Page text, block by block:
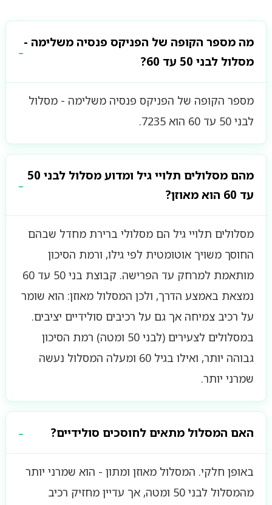
מה מספר הקופה של הפניקס פנסיה משלימה -
מסלול לבני 50 עד 60?
מספר הקופה של הפניקס פנסיה משלימה - מסלול
לבני 50 עד 60 הוא 7235.
מהם מסלולים תלויי גיל ומדוע מסלול לבני 50
עד 60 הוא מאוזן?
מסלולים תלויי גיל הם מסלולי ברירת מחדל שבהם
החוסך משויך אוטומטית לפי גילו, ורמת הסיכון
מותאמת למרחק עד הפרישה. קבוצת בני 50 עד 60
נמצאת באמצע הדרך, ולכן המסלול מאוזן: הוא שומר
על רכיב צמיחה אך גם על רכיבים סולידיים יציבים.
במסלולים לצעירים (לבני 50 ומטה) רמת הסיכון
גבוהה יותר, ואילו בגיל 60 ומעלה המסלול נעשה
שמרני יותר.
האם המסלול מתאים לחוסכים סולידיים?
באופן חלקי. המסלול מאוזן ומתון - הוא שמרני יותר
מהמסלול לבני 50 ומטה, אך עדיין מחזיק רכיב